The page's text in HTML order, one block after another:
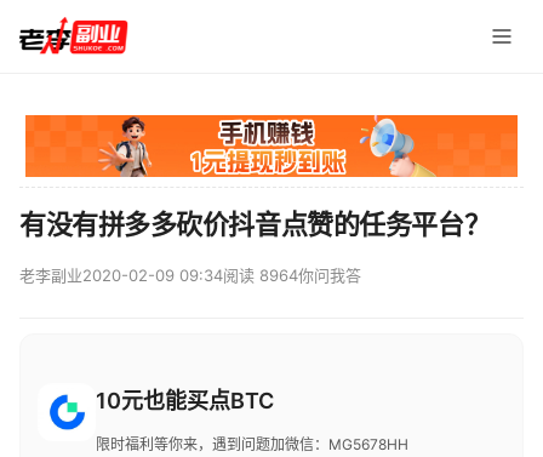
有没有拼多多砍价抖音点赞的任务平台？
老李副业2020-02-09 09:34阅读 8964你问我答
10元也能买点BTC
限时福利等你来，遇到问题加微信：MG5678HH